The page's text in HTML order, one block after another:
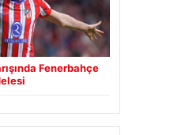
Fenerbahçe